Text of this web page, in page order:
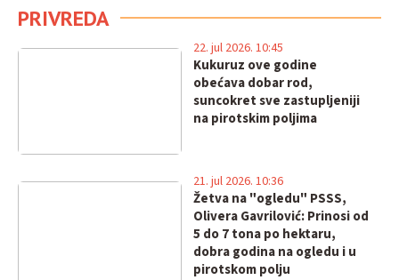
PRIVREDA
Kukuruz ove godine
obećava dobar rod,
suncokret sve zastupljeniji
na pirotskim poljima
22. jul 2026. 10:45
Žetva na "ogledu" PSSS,
Olivera Gavrilović: Prinosi od
5 do 7 tona po hektaru,
dobra godina na ogledu i u
pirotskom polju
21. jul 2026. 10:36